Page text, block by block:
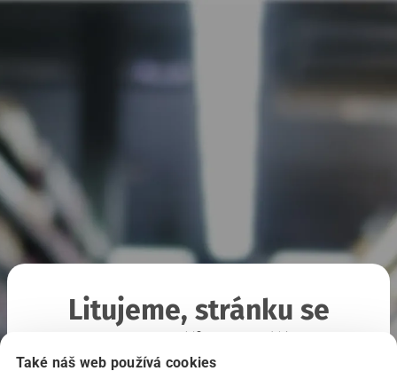
Také náš web používá cookies
Litujeme, stránku se